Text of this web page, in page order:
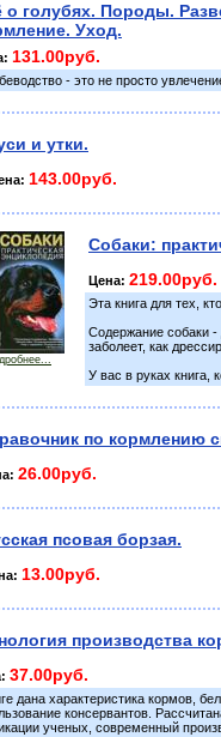
о голубях. Породы.
Уход.
131.00руб.
- это не просто
и утки.
143.00руб.
Собаки:
Цена: 219.00руб.
Эта книга для тех,
Содержание собаки -
заболеет, как
У вас в руках книга,
по кормлению
26.00руб.
псовая борзая.
13.00руб.
производства
37.00руб.
дана характеристика кормов,
консервантов.
ученых, современный